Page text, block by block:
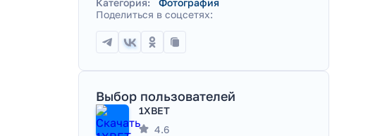
Категория:
Фотография
Поделиться в соцсетях:
Выбор пользователей
1XBET
4.6